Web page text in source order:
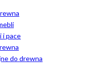
i pace
do drewna